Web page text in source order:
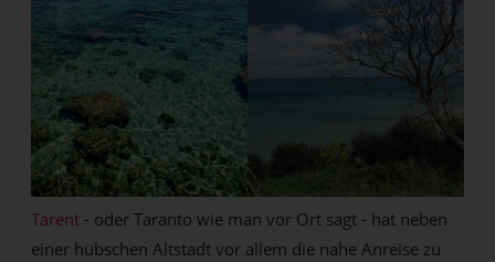
Tarent - oder Taranto wie man vor Ort sagt - hat neben
einer hübschen Altstadt vor allem die nahe Anreise zu